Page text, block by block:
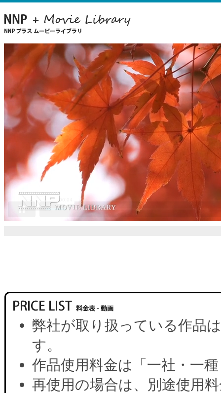
弊社が取り扱っている作品
す。
作品使用料金は「一社・一
再使用の場合は、別途使用